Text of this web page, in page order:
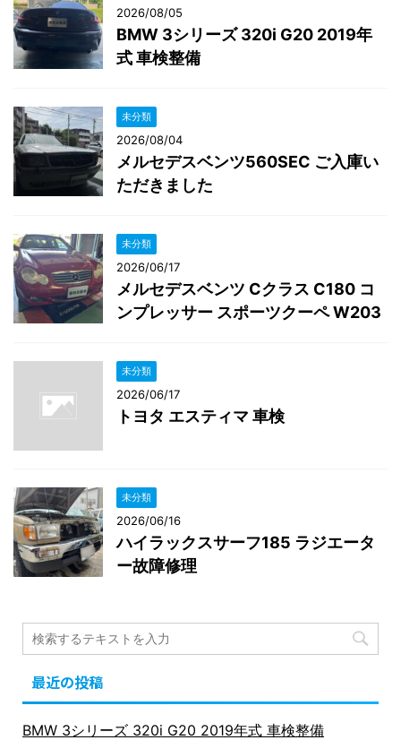
2026/08/05
BMW 3シリーズ 320i G20 2019年
式 車検整備
未分類
2026/08/04
メルセデスベンツ560SEC ご入庫い
ただきました
未分類
2026/06/17
メルセデスベンツ Cクラス C180 コ
ンプレッサー スポーツクーペ W203
未分類
2026/06/17
トヨタ エスティマ 車検
未分類
2026/06/16
ハイラックスサーフ185 ラジエータ
ー故障修理
最近の投稿
BMW 3シリーズ 320i G20 2019年式 車検整備